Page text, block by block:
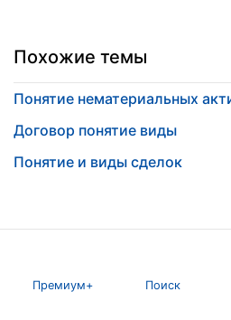
Похожие темы
Понятие нематериальных
Договор понятие виды
Понятие и виды сделок
Премиум+ Поиск